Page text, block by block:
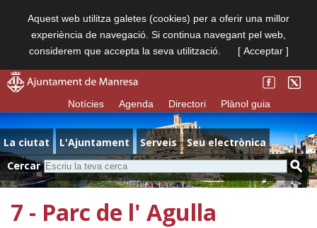
Aquest web utilitza galetes (cookies) per a oferir una millor
experiència de navegació. Si continua navegant pel web,
considerem que accepta la seva utilització.
[ Acceptar ]
Notícies Agenda Directori Plànol guia
La ciutat L'Ajuntament Serveis
Seu electrònica
Cercar
7 - Parc de l' Agulla